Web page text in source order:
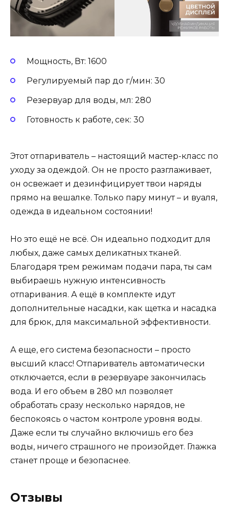
Мощность, Вт: 1600
Регулируемый пар до г/мин: 30
Резервуар для воды, мл: 280
Готовность к работе, сек: 30
Этот отпариватель – настоящий мастер-класс по
уходу за одеждой. Он не просто разглаживает,
он освежает и дезинфицирует твои наряды
прямо на вешалке. Только пару минут – и вуаля,
одежда в идеальном состоянии!
Но это ещё не всё. Он идеально подходит для
любых, даже самых деликатных тканей.
Благодаря трем режимам подачи пара, ты сам
выбираешь нужную интенсивность
отпаривания. А ещё в комплекте идут
дополнительные насадки, как щетка и насадка
для брюк, для максимальной эффективности.
А еще, его система безопасности – просто
высший класс! Отпариватель автоматически
отключается, если в резервуаре закончилась
вода. И его объем в 280 мл позволяет
обработать сразу несколько нарядов, не
беспокоясь о частом контроле уровня воды.
Даже если ты случайно включишь его без
воды, ничего страшного не произойдет. Глажка
станет проще и безопаснее.
Отзывы